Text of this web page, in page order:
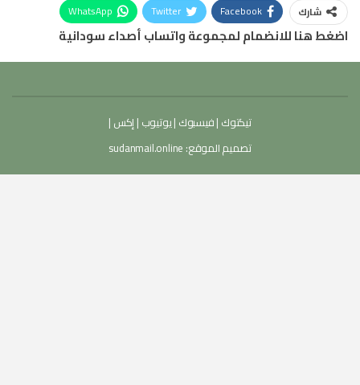
شارك Facebook
Twitter
WhatsApp
اضغط هنا للانضمام لمجموعة واتساب أصداء سودانية
تيكتوك |فيسبوك |يوتيوب | إكس |
تصميم الموقع: sudanmail.online